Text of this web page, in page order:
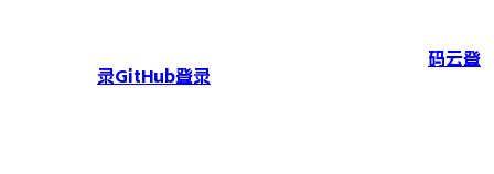
码云登
录GitHub登录